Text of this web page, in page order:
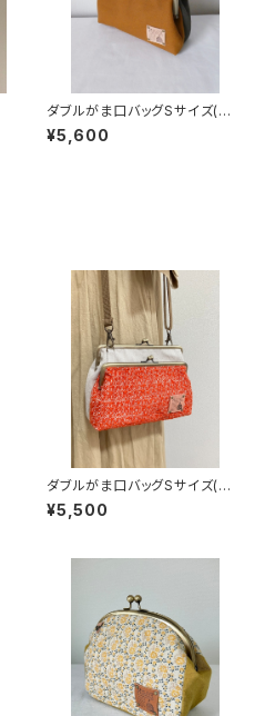
ダブルがま口バッグSサイズ(キャ
メル×カーキー) 持ち手別売り
¥5,600
ダブルがま口バッグSサイズ(オ
レンジツイード) 持ち手別売り
¥5,500